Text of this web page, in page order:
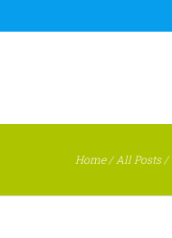
Home/All Posts/